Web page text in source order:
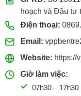
hoạch và Đầu tư
Điện thoại:
Email:
Website: https://
Giờ làm việc:
07h30 –